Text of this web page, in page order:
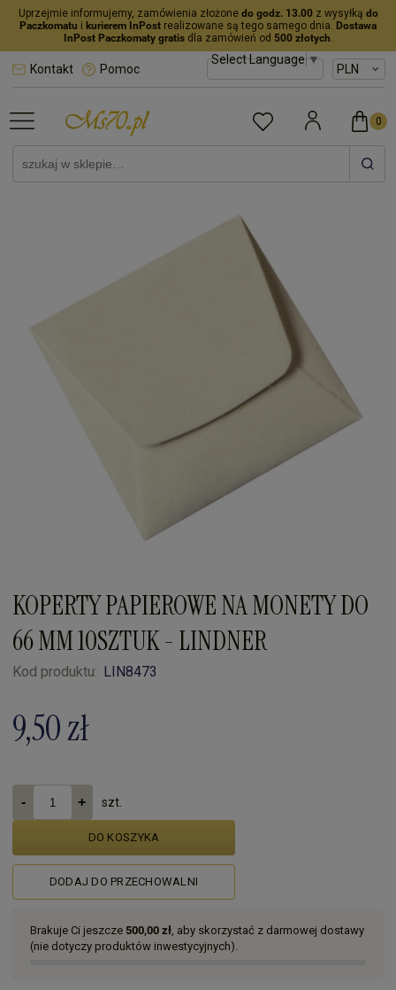
Uprzejmie informujemy, zamówienia złożone do godz. 13.00z wysyłką do
Paczkomatu i kurierem InPost realizowane są tego samego dnia. Dostawa
InPost Paczkomaty gratisdla zamówień od 500 złotych.
Select Language▼
Kontakt Pomoc
KOPERTY PAPIEROWE NA MONETY DO
66 MM 10SZTUK - LINDNER
Kod produktu: LIN8473
9,50 zł
szt.
DO KOSZYKA
DODAJ DO PRZECHOWALNI
Brakuje Ci jeszcze 500,00 zł, aby skorzystać z darmowej dostawy
(nie dotyczy produktów inwestycyjnych).